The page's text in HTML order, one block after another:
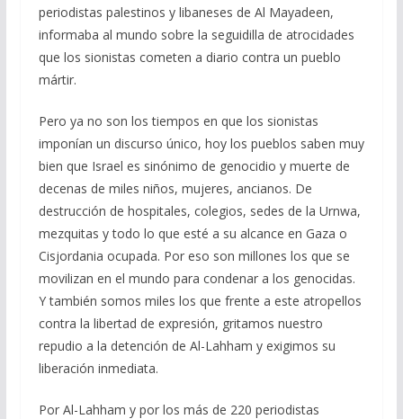
periodistas palestinos y libaneses de Al Mayadeen,
informaba al mundo sobre la seguidilla de atrocidades
que los sionistas cometen a diario contra un pueblo
mártir.
Pero ya no son los tiempos en que los sionistas
imponían un discurso único, hoy los pueblos saben muy
bien que Israel es sinónimo de genocidio y muerte de
decenas de miles niños, mujeres, ancianos. De
destrucción de hospitales, colegios, sedes de la Urnwa,
mezquitas y todo lo que esté a su alcance en Gaza o
Cisjordania ocupada. Por eso son millones los que se
movilizan en el mundo para condenar a los genocidas.
Y también somos miles los que frente a este atropellos
contra la libertad de expresión, gritamos nuestro
repudio a la detención de Al-Lahham y exigimos su
liberación inmediata.
Por Al-Lahham y por los más de 220 periodistas